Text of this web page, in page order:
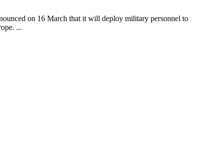
on 16 March that it will deploy military personnel to
...